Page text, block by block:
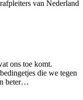
van Nederland
ons toe komt.
die we tegen
beter…